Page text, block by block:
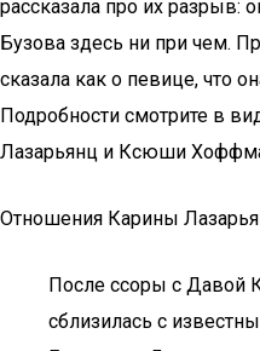
рассказала про их разрыв:
Бузова здесь ни при чем.
сказала как о певице, что
Подробности смотрите в
Лазарьянц и Ксюши
Отношения Карины
После ссоры с Давой
сблизилась с